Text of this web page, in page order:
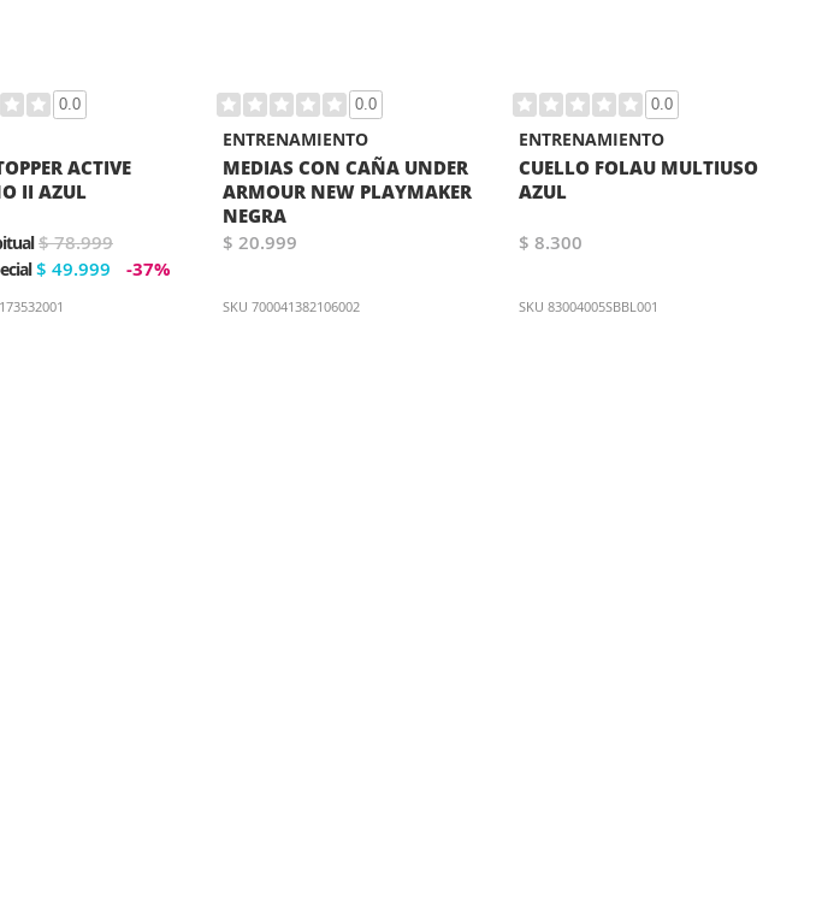
0.0
ACTIVE
II AZUL
$ 78.999
$ 49.999 -37%
0.0
ENTRENAMIENTO
MEDIAS CON CAÑA UNDER
ARMOUR NEW PLAYMAKER
NEGRA
$ 20.999
SKU 700041382106002
0.0
ENTRENAMIENTO
CUELLO FOLAU MULTIUSO
AZUL
$ 8.300
SKU 83004005SBBL001